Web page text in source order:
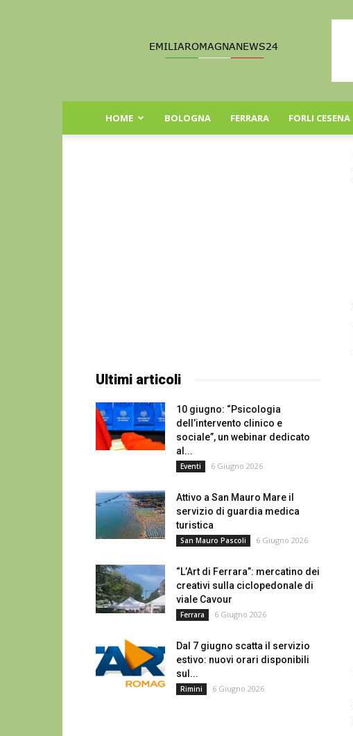
Romagna
HOME BOLOGNA FERRARA FORLI CESENA
Ultimi articoli
10 giugno: “Psicologia
dell’intervento clinico e
sociale”, un webinar dedicato
al...
Eventi 6 Giugno 2026
Attivo a San Mauro Mare il
servizio di guardia medica
turistica
San Mauro Pascoli 6 Giugno 2026
“L’Art di Ferrara”: mercatino dei
creativi sulla ciclopedonale di
viale Cavour
Ferrara 6 Giugno 2026
Dal 7 giugno scatta il servizio
estivo: nuovi orari disponibili
sul...
Rimini 6 Giugno 2026